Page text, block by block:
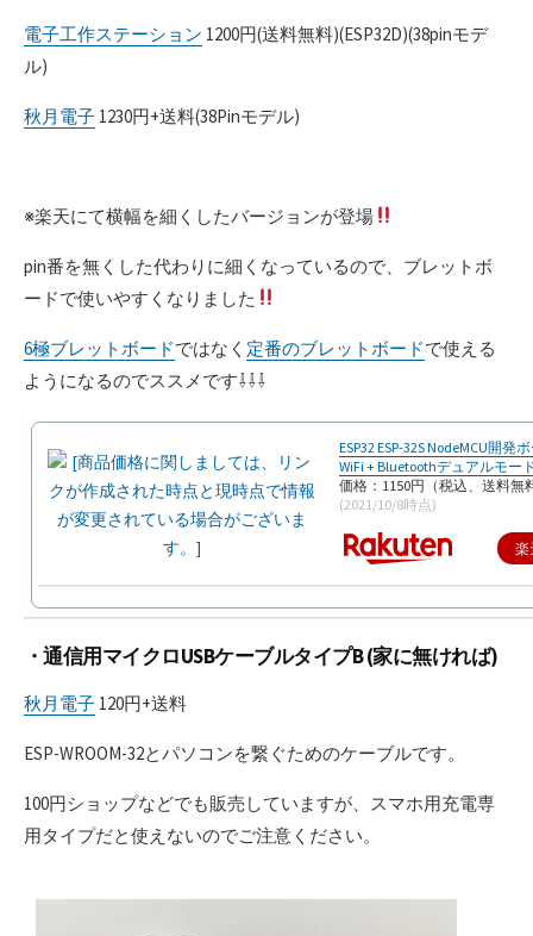
電子工作ステーション 1200円(送料無料)(ESP32D)(38pinモデ
ル)
秋月電子 1230円+送料(38Pinモデル)
※楽天にて横幅を細くしたバージョンが登場
pin番を無くした代わりに細くなっているので、ブレットボ
ードで使いやすくなりました
6極ブレットボードではなく 定番のブレットボードで使える
ようになるのでススメです⇩⇩⇩
ESP32 ESP-32S NodeMCU開発
WiFi + Bluetoothデュアルモー
価格：1150円（税込、送料無
(2021/10/8時点)
楽
・通信用マイクロUSBケーブルタイプB (家に無ければ)
秋月電子 120円+送料
ESP-WROOM-32とパソコンを繋ぐためのケーブルです。
100円ショップなどでも販売していますが、スマホ用充電専
用タイプだと使えないのでご注意ください。